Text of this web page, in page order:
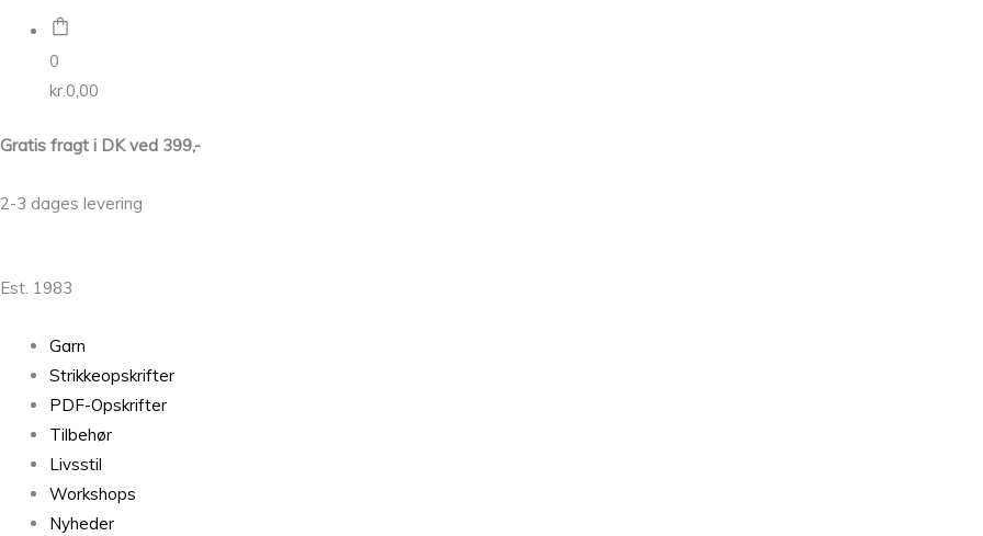
0
kr.0,00
Gratis fragt i DK ved 399,-
2-3 dages levering
Est. 1983
Garn
Strikkeopskrifter
PDF-Opskrifter
Tilbehør
Livsstil
Workshops
Nyheder